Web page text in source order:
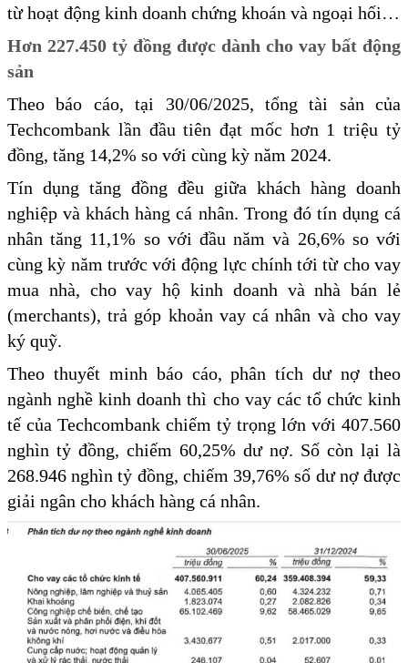
từ hoạt động kinh doanh chứng khoán và ngoại hối…
Hơn 227.450 tỷ đồng được dành cho vay bất động
sản
Theo báo cáo, tại 30/06/2025, tổng tài sản của
Techcombank lần đầu tiên đạt mốc hơn 1 triệu tỷ
đồng, tăng 14,2% so với cùng kỳ năm 2024.
Tín dụng tăng đồng đều giữa khách hàng doanh
nghiệp và khách hàng cá nhân. Trong đó tín dụng cá
nhân tăng 11,1% so với đầu năm và 26,6% so với
cùng kỳ năm trước với động lực chính tới từ cho vay
mua nhà, cho vay hộ kinh doanh và nhà bán lẻ
(merchants), trả góp khoản vay cá nhân và cho vay
ký quỹ.
Theo thuyết minh báo cáo, phân tích dư nợ theo
ngành nghề kinh doanh thì cho vay các tổ chức kinh
tế của Techcombank chiếm tỷ trọng lớn với 407.560
nghìn tỷ đồng, chiếm 60,25% dư nợ. Số còn lại là
268.946 nghìn tỷ đồng, chiếm 39,76% số dư nợ được
giải ngân cho khách hàng cá nhân.